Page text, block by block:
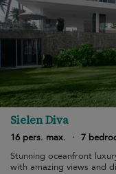
Sielen Diva
16 pers. max.
· 7
Stunning oceanfront
with amazing views and